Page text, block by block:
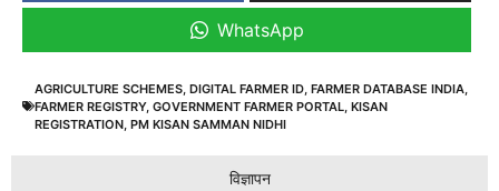
WhatsApp
AGRICULTURE SCHEMES, DIGITAL FARMER ID, FARMER DATABASE INDIA,
FARMER REGISTRY, GOVERNMENT FARMER PORTAL, KISAN
REGISTRATION, PM KISAN SAMMAN NIDHI
विज्ञापन